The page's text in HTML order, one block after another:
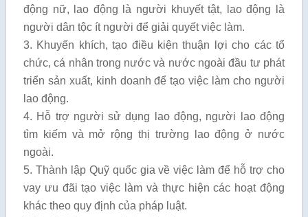
động nữ, lao động là người khuyết tật, lao động là
người dân tộc ít người để giải quyết việc làm.
3. Khuyến khích, tạo điều kiện thuận lợi cho các tổ
chức, cá nhân trong nước và nước ngoài đầu tư phát
triển sản xuất, kinh doanh để tạo việc làm cho người
lao động.
4. Hỗ trợ người sử dụng lao động, người lao động
tìm kiếm và mở rộng thị trường lao động ở nước
ngoài.
5. Thành lập Quỹ quốc gia về việc làm để hỗ trợ cho
vay ưu đãi tạo việc làm và thực hiện các hoạt động
khác theo quy định của pháp luật.